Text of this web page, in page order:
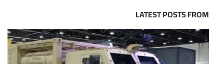
LATEST POSTS FROM